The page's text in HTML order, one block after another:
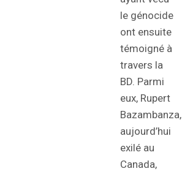
le génocide
ont ensuite
témoigné à
travers la
BD. Parmi
eux, Rupert
Bazambanza,
aujourd’hui
exilé au
Canada,